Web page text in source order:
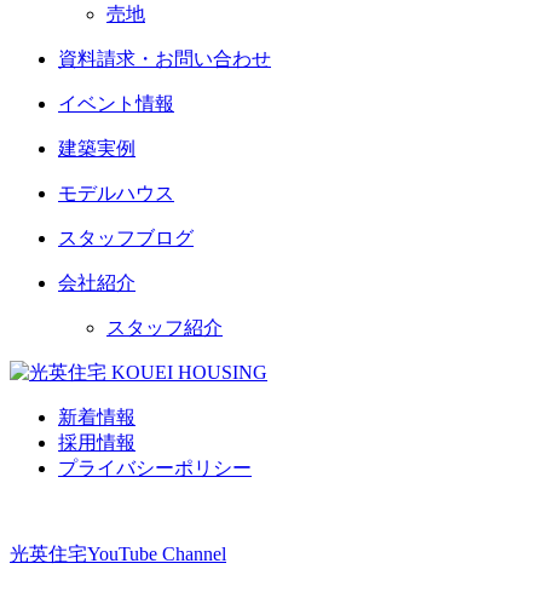
売地
資料請求・お問い合わせ
イベント情報
建築実例
モデルハウス
スタッフブログ
会社紹介
スタッフ紹介
新着情報
採用情報
プライバシーポリシー
光英住宅YouTube Channel